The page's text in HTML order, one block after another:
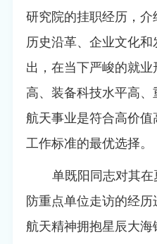
研究院的挂职经历，
历史沿革、企业文化
出，在当下严峻的就
高、装备科技水平高
航天事业是符合高价
工作标准的最优选择。
单既阳同志对其
防重点单位走访的经
航天精神拥抱星辰大海